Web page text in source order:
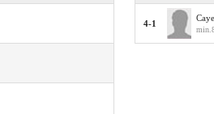
4-1